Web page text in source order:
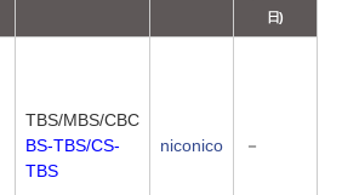
日)
TBS/MBS/CBC
BS-TBS/CS-
TBS
niconico －